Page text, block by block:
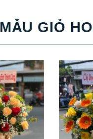
MẪU GIỎ